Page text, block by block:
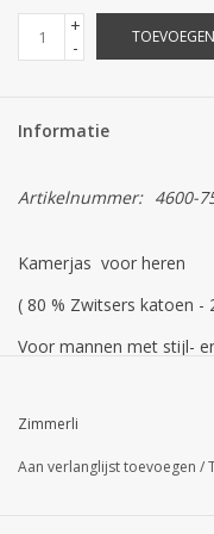
+
-
Informatie
Artikelnummer: 4600-
Kamerjas voor heren
( 80 % Zwitsers katoen -
Voor mannen met stijl-
nacht. De jas met lange
heeft een sjaalkraag en
Zimmerli
Aan verlanglijst toevoegen /